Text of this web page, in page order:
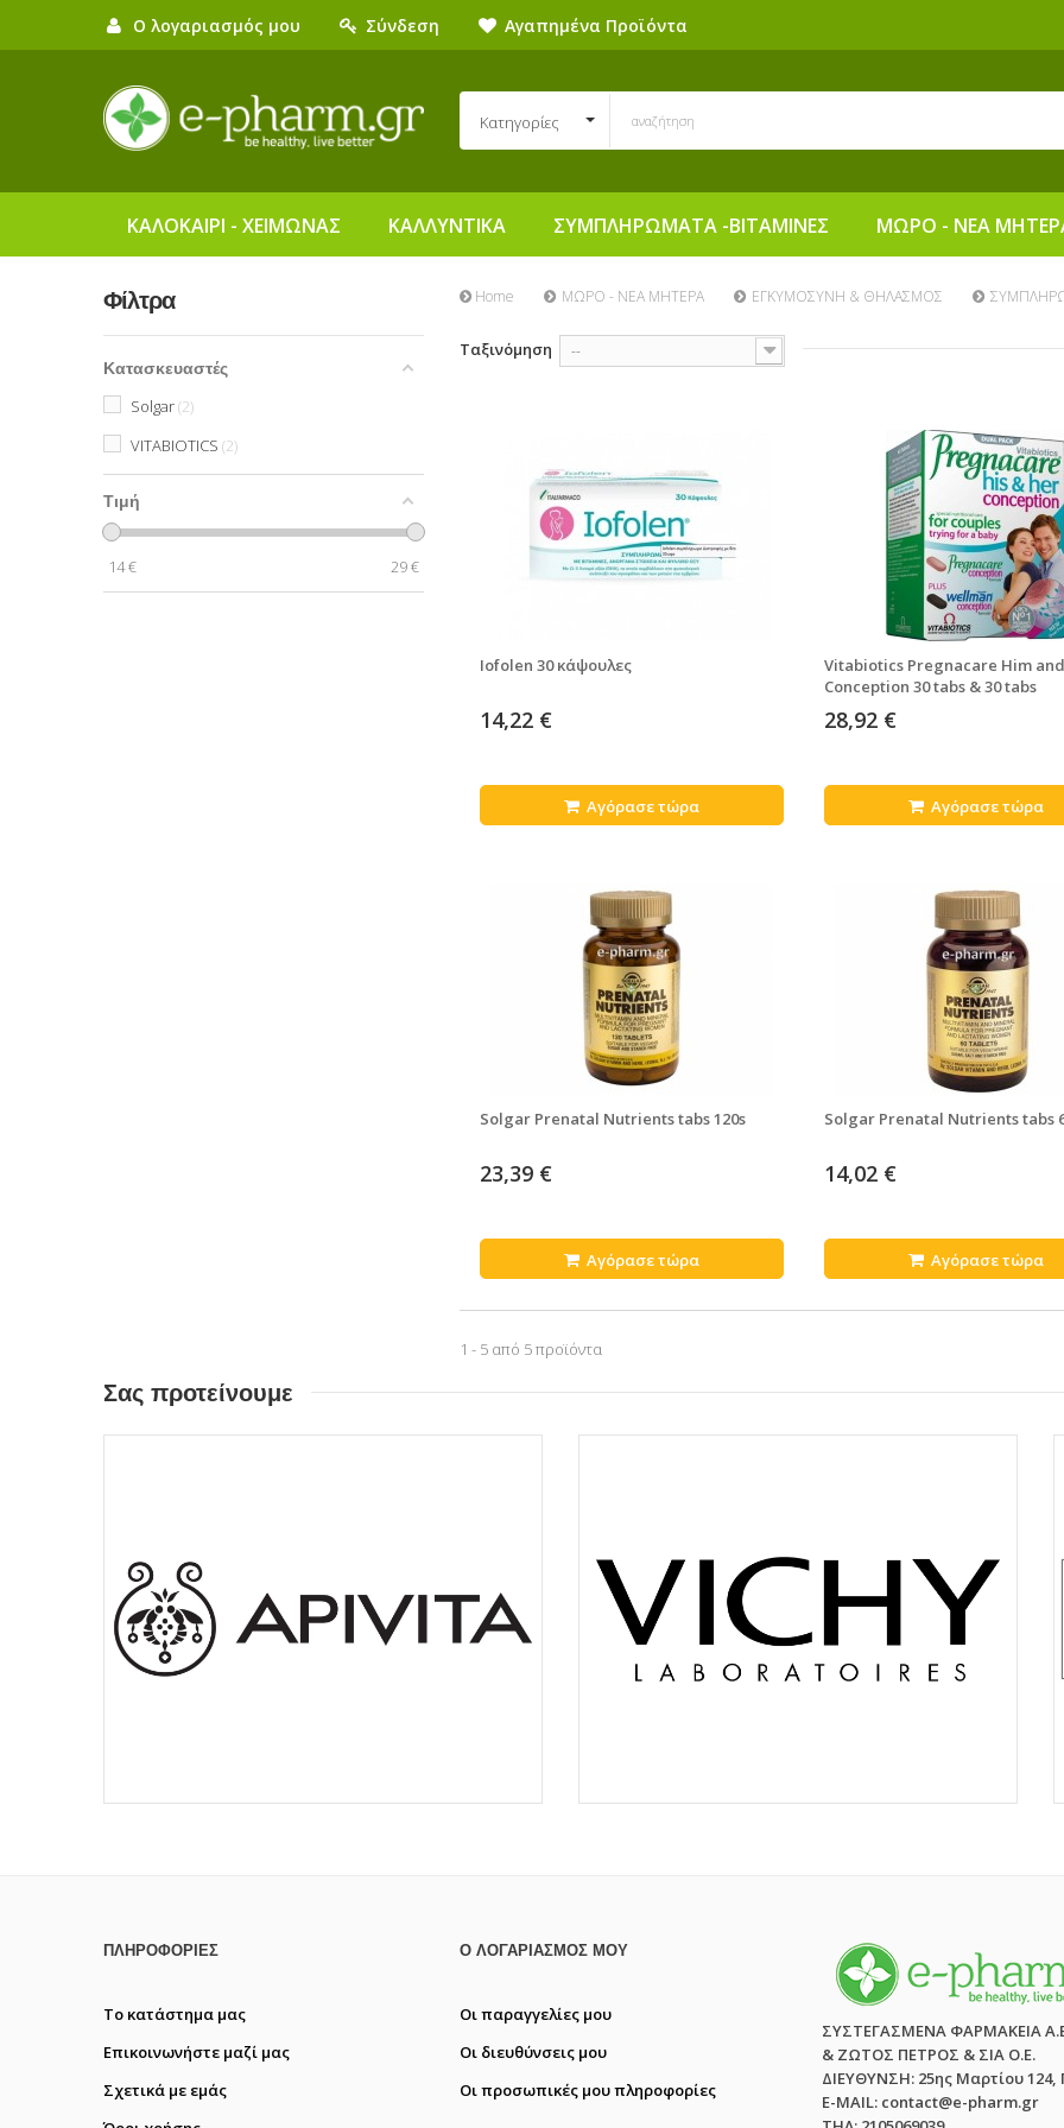
Ο λογαριασμός μου Σύνδεση Αγαπημένα Προϊόντα
Κατηγορίες
ΚΑΛΟΚΑΙΡΙ - ΧΕΙΜΩΝΑΣ ΚΑΛΛΥΝΤΙΚΑ ΣΥΜΠΛΗΡΩΜΑΤΑ -ΒΙΤΑΜΙΝΕΣ ΜΩΡΟ - ΝΕΑ
Φίλτρα
Κατασκευαστές
Solgar 2
VITABIOTICS 2
Τιμή
14€ 29€
Home ΜΩΡΟ - ΝΕΑ ΜΗΤΕΡΑ ΕΓΚΥΜΟΣΥΝΗ & ΘΗΛΑΣΜΟΣ
Ταξινόμηση --
Iofolen 30 κάψουλες
14,22 €
Αγόρασε τώρα
Vitabiotics Pregnacare Him
Conception 30 tabs & 30 tabs
28,92 €
Αγόρασε τώρα
Solgar Prenatal Nutrients tabs 120s
23,39 €
Αγόρασε τώρα
Solgar Prenatal Nutrients tabs
14,02 €
Αγόρασε τώρα
1 - 5 από 5 προϊόντα
Σας προτείνουμε
ΠΛΗΡΟΦΟΡΊΕΣ
Το κατάστημα μας
Επικοινωνήστε μαζί μας
Σχετικά με εμάς
Ο ΛΟΓΑΡΙΑΣΜΌΣ ΜΟΥ
Οι παραγγελίες μου
Οι διευθύνσεις μου
Οι προσωπικές μου πληροφορίες
ΣΥΣΤΕΓΑΣΜΕΝΑ ΦΑΡΜΑΚΕΙΑ
& ΖΩΤΟΣ ΠΕΤΡΟΣ & ΣΙΑ Ο.Ε.
ΔΙΕΥΘΥΝΣΗ: 25ης Μαρτίου 124,
E-MAIL: contact@e-pharm.gr